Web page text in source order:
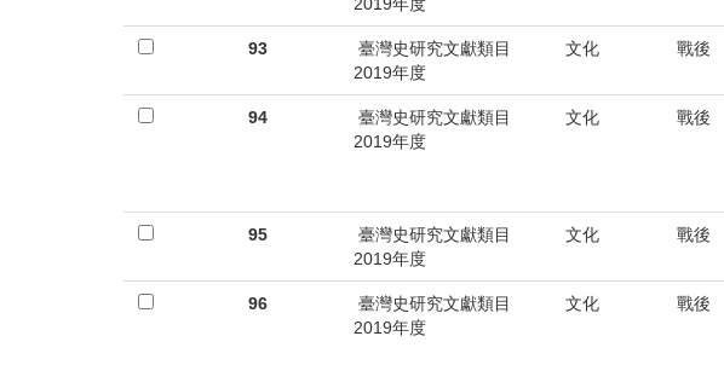
93
臺灣史研究文獻類目
2019年度
文化 戰後
94
臺灣史研究文獻類目
2019年度
文化 戰後
95
臺灣史研究文獻類目
2019年度
文化 戰後
96
臺灣史研究文獻類目
2019年度
文化 戰後